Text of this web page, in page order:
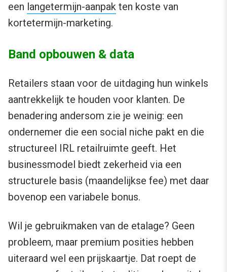
een langetermijn-aanpak ten koste van
kortetermijn-marketing.
Band opbouwen & data
Retailers staan voor de uitdaging hun winkels
aantrekkelijk te houden voor klanten. De
benadering andersom zie je weinig: een
ondernemer die een social niche pakt en die
structureel IRL retailruimte geeft. Het
businessmodel biedt zekerheid via een
structurele basis (maandelijkse fee) met daar
bovenop een variabele bonus.
Wil je gebruikmaken van de etalage? Geen
probleem, maar premium posities hebben
uiteraard wel een prijskaartje. Dat roept de